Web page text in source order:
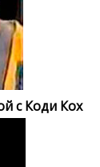
с Коди Кох